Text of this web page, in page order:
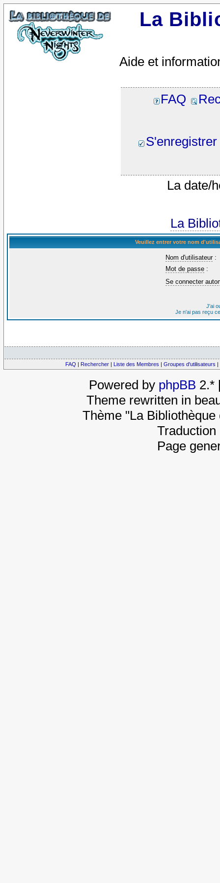
La
Aide et
FAQ
S'enregistrer
La date/
La
Veuillez entrer votre nom
Nom d'utilisateur:
Mot de passe :
Se connecter
J'ai
Je n'ai pas reçu
FAQ | Rechercher | Liste des Membres | Groupes d'utilisateurs |
Powered by phpBB 2.*
Theme rewritten in
Thème "La
Page